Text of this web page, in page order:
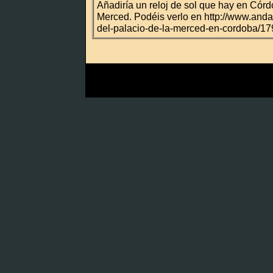
Añadiría un reloj de sol que hay en
Merced. Podéis verlo en http://
del-palacio-de-la-merced-en-cordoba/